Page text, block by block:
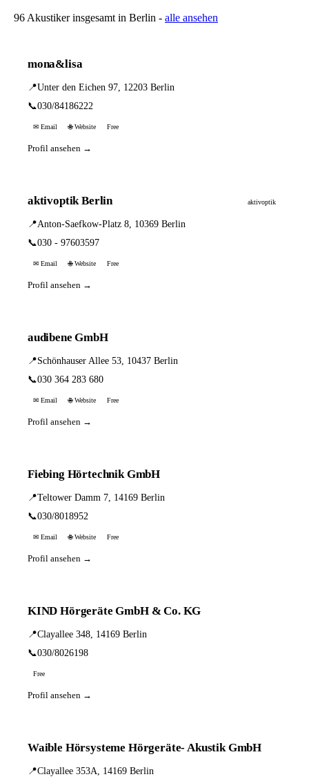
96 Akustiker insgesamt in Berlin - alle ansehen
mona&lisa
📍Unter den Eichen 97, 12203 Berlin
📞030/84186222
✉ Email 🌐 Website Free
Profil ansehen →
aktivoptik Berlin aktivoptik
📍Anton-Saefkow-Platz 8, 10369 Berlin
📞030 - 97603597
✉ Email 🌐 Website Free
Profil ansehen →
audibene GmbH
📍Schönhauser Allee 53, 10437 Berlin
📞030 364 283 680
✉ Email 🌐 Website Free
Profil ansehen →
Fiebing Hörtechnik GmbH
📍Teltower Damm 7, 14169 Berlin
📞030/8018952
✉ Email 🌐 Website Free
Profil ansehen →
KIND Hörgeräte GmbH & Co. KG
📍Clayallee 348, 14169 Berlin
📞030/8026198
Free
Profil ansehen →
Waible Hörsysteme Hörgeräte- Akustik GmbH
📍Clayallee 353A, 14169 Berlin